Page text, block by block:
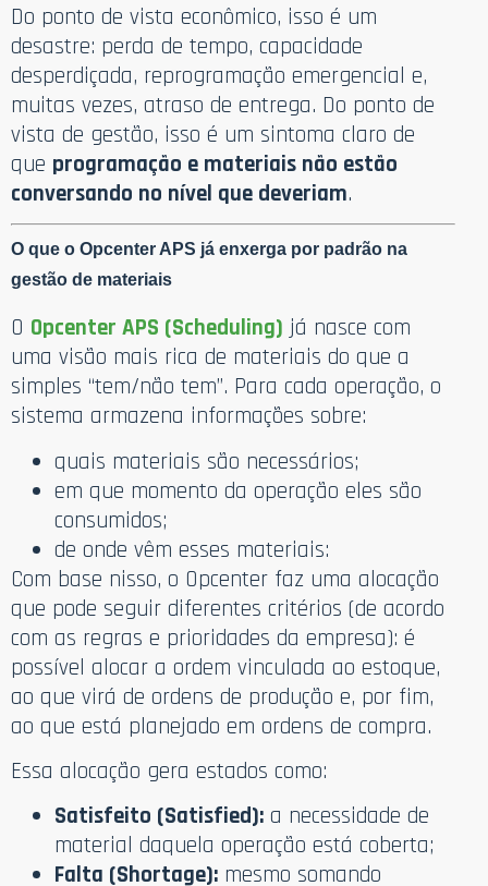
Do ponto de vista econômico, isso é um
desastre: perda de tempo, capacidade
desperdiçada, reprogramação emergencial e,
muitas vezes, atraso de entrega. Do ponto de
vista de gestão, isso é um sintoma claro de
que programação e materiais não estão
conversando no nível que deveriam.
O que o Opcenter APS já enxerga por padrão na
gestão de materiais
O Opcenter APS (Scheduling) já nasce com
uma visão mais rica de materiais do que a
simples “tem/não tem”. Para cada operação, o
sistema armazena informações sobre:
quais materiais são necessários;
em que momento da operação eles são
consumidos;
de onde vêm esses materiais:
Com base nisso, o Opcenter faz uma alocação
que pode seguir diferentes critérios (de acordo
com as regras e prioridades da empresa): é
possível alocar a ordem vinculada ao estoque,
ao que virá de ordens de produção e, por fim,
ao que está planejado em ordens de compra.
Essa alocação gera estados como:
Satisfeito (Satisfied): a necessidade de
material daquela operação está coberta;
Falta (Shortage): mesmo somando